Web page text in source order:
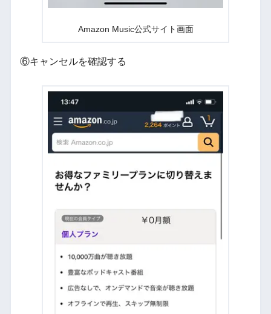
Amazon Music公式サイト画面
⑥キャンセルを確認する